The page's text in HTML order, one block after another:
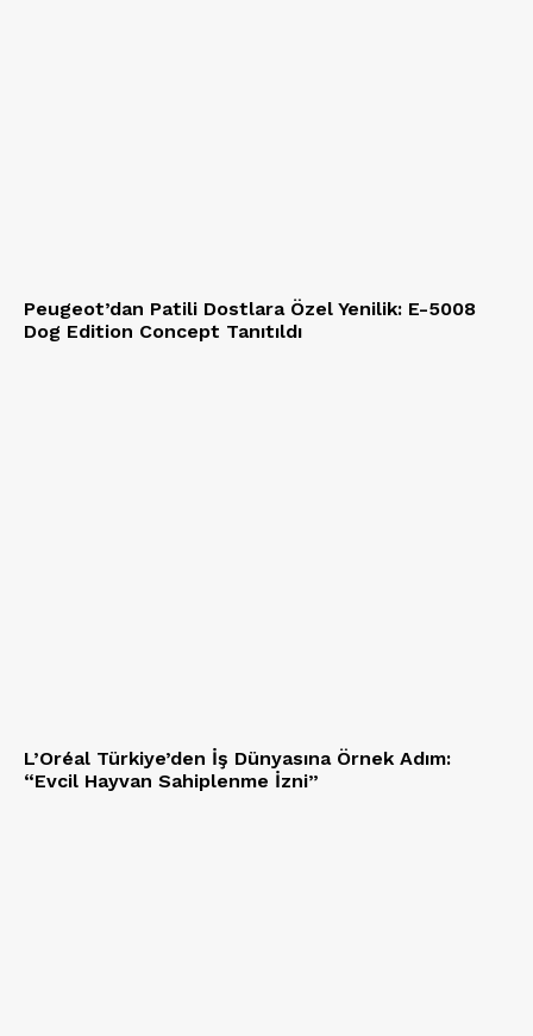
Peugeot’dan Patili Dostlara Özel Yenilik: E-5008
Dog Edition Concept Tanıtıldı
L’Oréal Türkiye’den İş Dünyasına Örnek Adım:
“Evcil Hayvan Sahiplenme İzni”